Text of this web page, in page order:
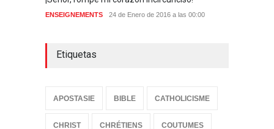
ENSEIGNEMENTS 24 de Enero de 2016 a las 00:00
Etiquetas
APOSTASIE BIBLE CATHOLICISME
CHRIST CHRÉTIENS COUTUMES